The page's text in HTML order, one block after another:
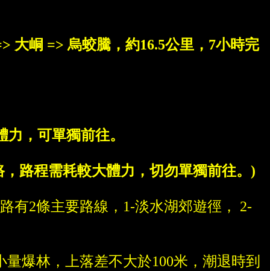
大峒 => 烏蛟騰，約16.5公里，7小時完
，可單獨前往。
路程需耗較大體力，切勿單獨前往。)
有2條主要路線，1-淡水湖郊遊徑， 2-
爆林，上落差不大於100米，潮退時到